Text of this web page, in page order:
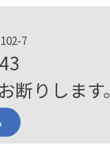
7
りします。